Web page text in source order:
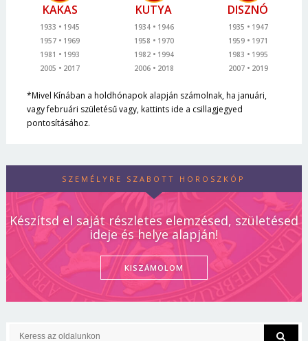
KAKAS
1933
1945
1957
1969
1981
1993
2005
2017
KUTYA
1934
1946
1958
1970
1982
1994
2006
2018
DISZNÓ
1935
1947
1959
1971
1983
1995
2007
2019
*Mivel Kínában a holdhónapok alapján számolnak, ha januári,
vagy februári születésű vagy, kattints ide a csillagjegyed
pontosításához.
SZEMÉLYRE SZABOTT HOROSZKÓP
Készítsd el saját részletes elemzésed, születésed
ideje és helye alapján!
KISZÁMOLOM